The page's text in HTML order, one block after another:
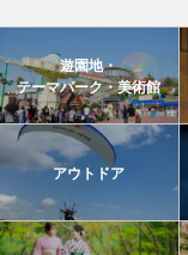
遊園地・
テーマパーク・美術館
アウトドア